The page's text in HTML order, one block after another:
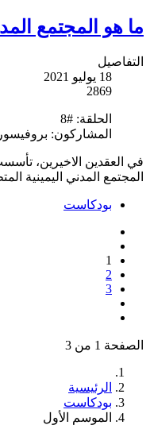
ما هو المجتمع
التفاصيل
18 يوليو 2021
2869
الحلقة: #8
المشاركون:
في العقدين الاخيرين،
المجتمع المدني اليمينية
بودكاست
1
2
3
الصفحة 1 من 3
الرئيسية
بودكاست
الموسم الأول